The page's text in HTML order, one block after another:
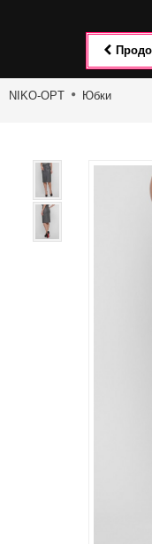
NIKO-OPT Юбки